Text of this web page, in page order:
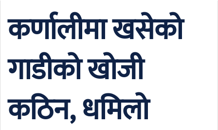
कर्णालीमा खसेको
गाडीको खोजी
कठिन, धमिलो